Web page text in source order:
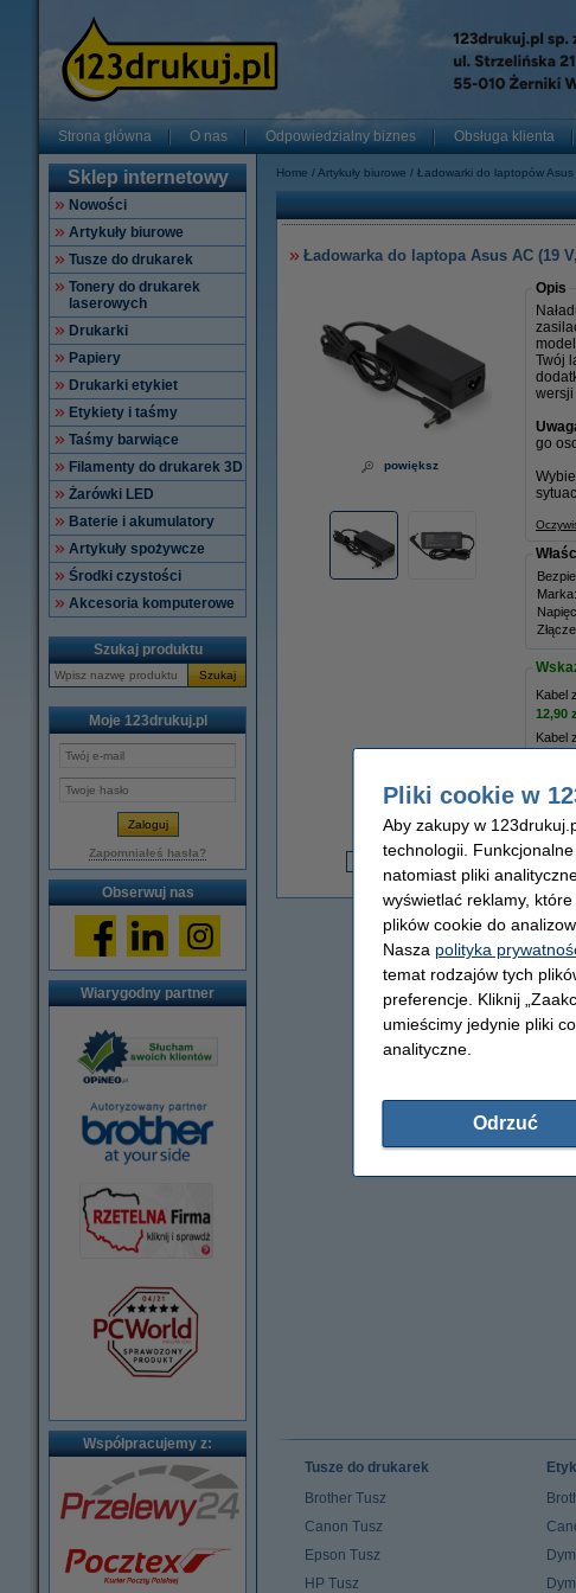
Strona główna O nas Odpowiedzialny biznes Obsługa klienta
Sklep internetowy
Nowości
Artykuły biurowe
Tusze do drukarek
Tonery do drukarek
laserowych
Drukarki
Papiery
Drukarki etykiet
Etykiety i taśmy
Taśmy barwiące
Filamenty do drukarek 3D
Żarówki LED
Baterie i akumulatory
Artykuły spożywcze
Środki czystości
Akcesoria komputerowe
Szukaj produktu
Szukaj
Moje 123drukuj.pl
Zapomniałeś hasła?
Obserwuj nas
Wiarygodny partner
Współpracujemy z:
Home Artykuły biurowe Ładowarki do laptopów Asus
Ładowarka do laptopa Asus AC (19
powiększ
Opis
Twój
go
Marka:
Kabel
12,90
Kabel
39,00
31,71 zł
Tusze do drukarek
Brother Tusz
Canon Tusz
Epson Tusz
HP Tusz
Pliki cookie w
Aby zakupy w
technologii. Funkcjonalne
natomiast pliki
wyświetlać reklamy,
plików cookie do
Nasza polityka
temat rodzajów tych
preferencje. Kliknij
umieścimy jedynie pliki
analityczne.
Odrzuć